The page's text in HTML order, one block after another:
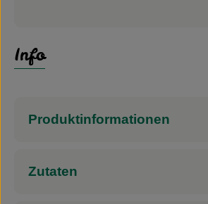
Info
Produktinformationen
Zutaten